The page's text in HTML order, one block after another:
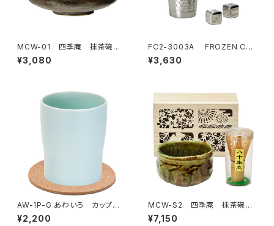
MCW-01 四季庵 抹茶碗
金麗
¥3,080
FC2-3003A FROZEN CU
BE 二重タンブラー＆キューブ
¥3,630
AW-1P-G あわいろ カップ
白緑色
¥2,200
MCW-S2 四季庵 抹茶碗セ
ット木箱入 緑釉
¥7,150